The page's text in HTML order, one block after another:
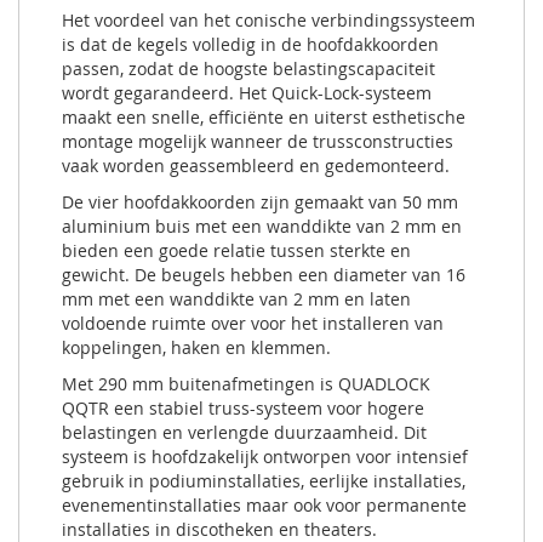
Het voordeel van het conische verbindingssysteem
is dat de kegels volledig in de hoofdakkoorden
passen, zodat de hoogste belastingscapaciteit
wordt gegarandeerd. Het Quick-Lock-systeem
maakt een snelle, efficiënte en uiterst esthetische
montage mogelijk wanneer de trussconstructies
vaak worden geassembleerd en gedemonteerd.
De vier hoofdakkoorden zijn gemaakt van 50 mm
aluminium buis met een wanddikte van 2 mm en
bieden een goede relatie tussen sterkte en
gewicht. De beugels hebben een diameter van 16
mm met een wanddikte van 2 mm en laten
voldoende ruimte over voor het installeren van
koppelingen, haken en klemmen.
Met 290 mm buitenafmetingen is QUADLOCK
QQTR een stabiel truss-systeem voor hogere
belastingen en verlengde duurzaamheid. Dit
systeem is hoofdzakelijk ontworpen voor intensief
gebruik in podiuminstallaties, eerlijke installaties,
evenementinstallaties maar ook voor permanente
installaties in discotheken en theaters.